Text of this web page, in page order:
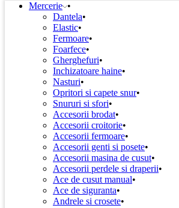
Mercerie
Dantela
Elastic
Fermoare
Foarfece
Gherghefuri
Inchizatoare haine
Nasturi
Opritori si capete snur
Snururi si sfori
Accesorii brodat
Accesorii croitorie
Accesorii fermoare
Accesorii genti si posete
Accesorii masina de cusut
Accesorii perdele si draperii
Ace de cusut manual
Ace de siguranta
Andrele si crosete